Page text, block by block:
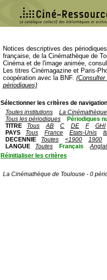
Notices descriptives des
française, de la Cinémathèque de
Cinéma et de l'image animée,
Les titres Cinémagazine et Paris-
coopération avec la BNF.
périodiques)
Sélectionner les critères de
Toutes institutions
La
Tous les périodiques
Périodiques
TITRE
Tous AB C DE F
GHI
PAYS
Tous France Etats-Unis
DECENNIE
Toutes <1900
1900
LANGUE
Toutes Français
Réinitialiser les critères
La Cinémathèque de Toulouse - 0